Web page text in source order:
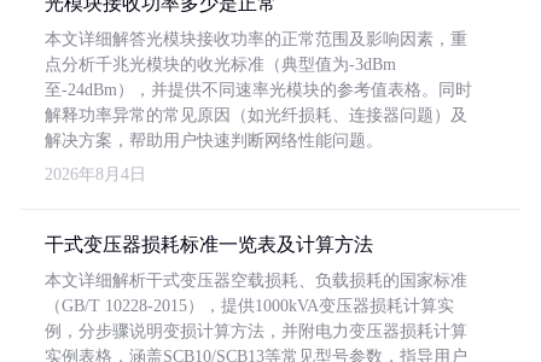
本文详细解答光模块接收功率的正常范围及影响因素，重
点分析千兆光模块的收光标准（典型值为-3dBm
至-24dBm），并提供不同速率光模块的参考值表格。同时
解释功率异常的常见原因（如光纤损耗、连接器问题）及
解决方案，帮助用户快速判断网络性能问题。
2026年8月4日
干式变压器损耗标准一览表及计算方法
本文详细解析干式变压器空载损耗、负载损耗的国家标准
（GB/T 10228-2015），提供1000kVA变压器损耗计算实
例，分步骤说明变损计算方法，并附电力变压器损耗计算
实例表格，涵盖SCB10/SCB13等常见型号参数，指导用户